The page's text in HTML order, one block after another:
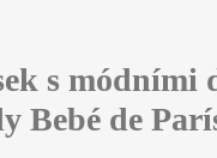
s módními
Bebé de